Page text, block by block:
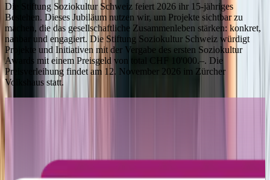
Die Stiftung Soziokultur Schweiz feiert 2026 ihr 15-jähriges
Bestehen. Dieses Jubiläum nutzen wir, um Projekte sichtbar zu
machen, die das gesellschaftliche Zusammenleben stärken: konkret,
nahbar und engagiert. Die Stiftung Soziokultur Schweiz würdigt
Projekte und Initiativen mit der Vergabe des ersten Soziokultur
Awards mit einem Preisgeld von total CHF 10'000.–. Die
Preisverleihung findet am 12. November 2026 im Zürcher
Volkshaus statt.